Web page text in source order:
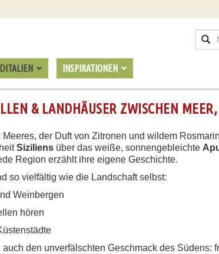
INSPIRATIONEN
& LANDHÄUSER ZWISCHEN
der Duft von Zitronen und wildem
Siziliens über das weiße, sonnengebleichte
Region erzählt ihre eigene Geschichte.
so vielfältig wie die Landschaft selbst:
Weinbergen
hören
den unverfälschten Geschmack des Südens: